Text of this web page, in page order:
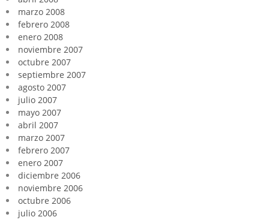
marzo 2008
febrero 2008
enero 2008
noviembre 2007
octubre 2007
septiembre 2007
agosto 2007
julio 2007
mayo 2007
abril 2007
marzo 2007
febrero 2007
enero 2007
diciembre 2006
noviembre 2006
octubre 2006
julio 2006